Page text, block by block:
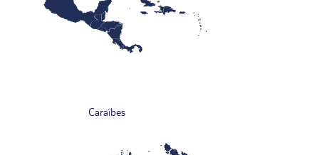
Caraïbes